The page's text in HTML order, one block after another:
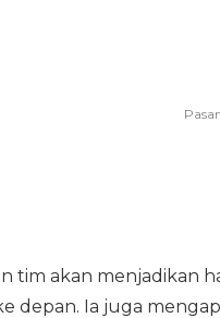
tim akan menjadikan
depan. Ia juga